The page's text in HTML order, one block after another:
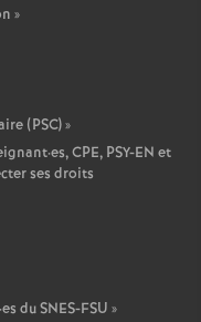
»
(PSC)»
·es, CPE, PSY-EN et
ses droits
·es du SNES-FSU »